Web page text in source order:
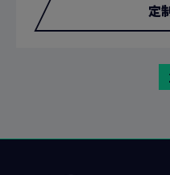
定